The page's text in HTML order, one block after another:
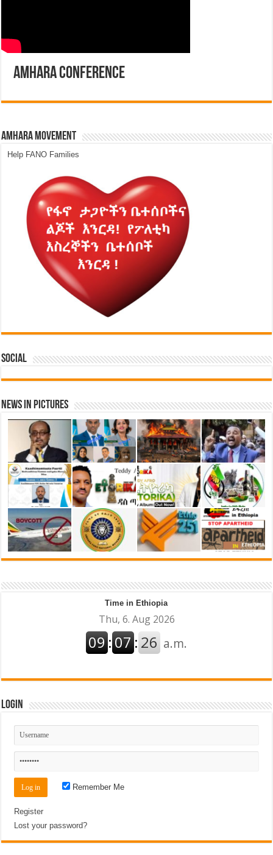
Amhara Conference
Amhara Movement
Help FANO Families
Social
News in Pictures
Time in Ethiopia
Login
Remember Me
Register
Lost your password?